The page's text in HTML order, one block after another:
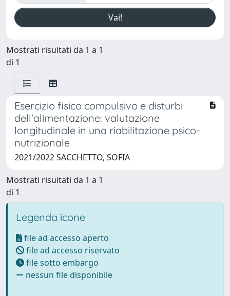
Mostrati risultati da 1 a 1
di 1
Esercizio fisico compulsivo e disturbi
dell'alimentazione: valutazione
longitudinale in una riabilitazione psico-
nutrizionale
2021/2022 SACCHETTO, SOFIA
Mostrati risultati da 1 a 1
di 1
Legenda icone
file ad accesso aperto
file ad accesso riservato
file sotto embargo
nessun file disponibile